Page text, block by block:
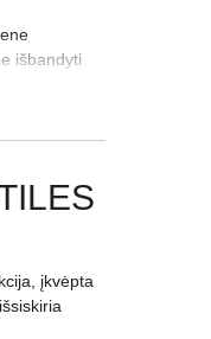
išbandyti
ir
ir
dizaino
įkvėpta